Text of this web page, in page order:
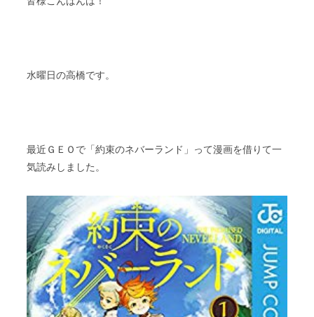
リクルート
スタッフブログ
水曜日の高橋です。
最近ＧＥＯで「約束のネバーランド」って漫画を借りて一
気読みしました。